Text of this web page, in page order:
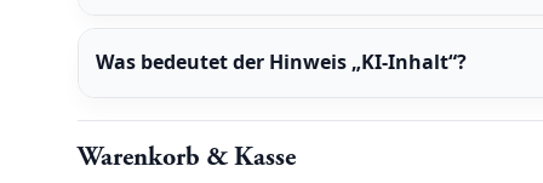
Was bedeutet der Hinweis „KI-Inhalt“?
Warenkorb & Kasse